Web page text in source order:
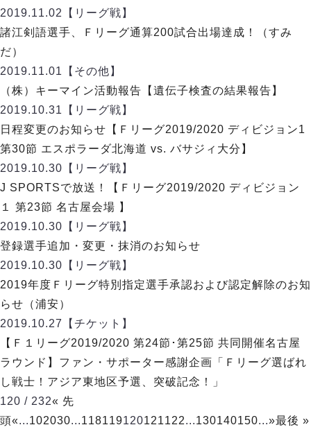
選手の通算記録（Ｆ２）
マルバ水戸FC
リガーレヴィア葛飾
Y．S．C．C．横浜
ヴィンセドール白山
アグレミーナ浜松
デウソン神戸
ポルセイド浜田
ミラクルスマイル新居浜
2019.11.02
【リーグ戦】
諸江剣語選手、Ｆリーグ通算200試合出場達成！（すみ
だ）
2019.11.01
【その他】
（株）キーマイン活動報告【遺伝子検査の結果報告】
2019.10.31
【リーグ戦】
日程変更のお知らせ【Ｆリーグ2019/2020 ディビジョン1
第30節 エスポラーダ北海道 vs. バサジィ大分】
2019.10.30 【リーグ戦】
J SPORTSで放送！【Ｆリーグ2019/2020 ディビジョン
１ 第23節 名古屋会場 】
2019.10.30 【リーグ戦】
登録選手追加・変更・抹消のお知らせ
2019.10.30 【リーグ戦】
2019年度Ｆリーグ特別指定選手承認および認定解除のお知
らせ（浦安）
2019.10.27
【チケット】
【Ｆ１リーグ2019/2020 第24節･第25節 共同開催名古屋
ラウンド】ファン・サポーター感謝企画「Ｆリーグ選ばれ
し戦士！アジア東地区予選、突破記念！」
120 / 232« 先
頭«...102030...118119120121122...130140150...»最後 »